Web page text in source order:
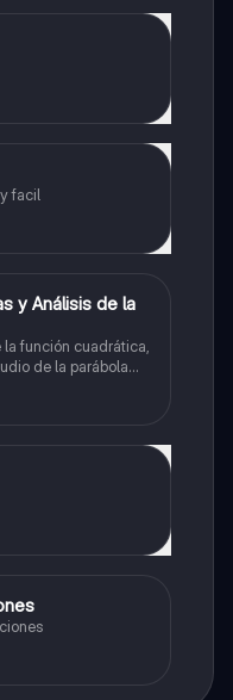
facil
y Análisis de la
función cuadrática,
de la parábola
desarrollo de la
y elementos